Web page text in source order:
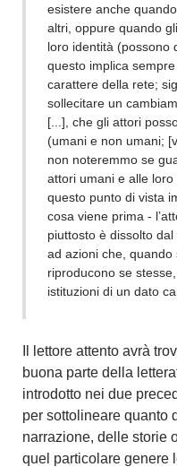
esistere anche
altri, oppure quando
loro identità (possono
questo implica
carattere della rete;
sollecitare un
[...], che gli attori
(umani e non umani;
non noteremmo se
attori umani e alle loro
questo punto di vista
cosa viene prima -
piuttosto è dissolto
ad azioni che,
riproducono se
istituzioni di un dato
Il lettore attento avrà
buona parte della
introdotto nei due
per sottolineare quanto
narrazione, delle storie
quel particolare genere